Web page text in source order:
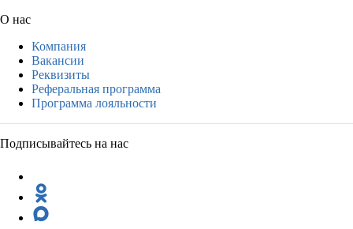
О нас
Компания
Вакансии
Реквизиты
Реферальная программа
Программа лояльности
Подписывайтесь на нас